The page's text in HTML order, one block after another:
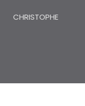
CHRISTOPHE